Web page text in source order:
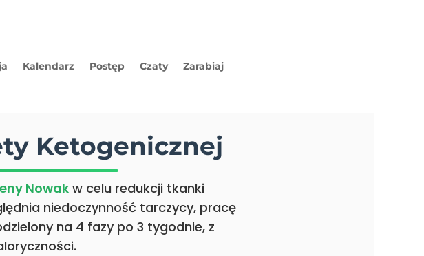
Kalendarz Postęp Czaty Zarabiaj
Ketogenicznej
Nowakw celu redukcji tkanki
niedoczynność tarczycy, pracę
na 4 fazy po 3 tygodnie, z